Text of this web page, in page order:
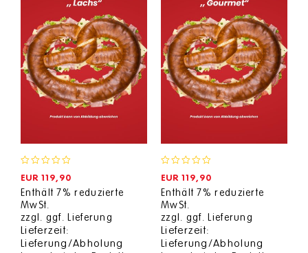
of
5
EUR 119,90
Enthält 7% reduzierte
MwSt.
zzgl. ggf. Lieferung
Lieferzeit:
Lieferung/Abholung
of
5
EUR 119,90
Enthält 7% reduzierte
MwSt.
zzgl. ggf. Lieferung
Lieferzeit:
Lieferung/Abholung